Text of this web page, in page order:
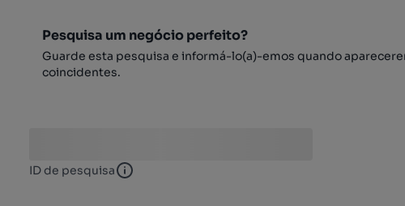
Pesquisa um negócio perfeito?
Guarde esta pesquisa e informá-lo(a)-emos quando
coincidentes.
ID de pesquisa ID de pesquisa